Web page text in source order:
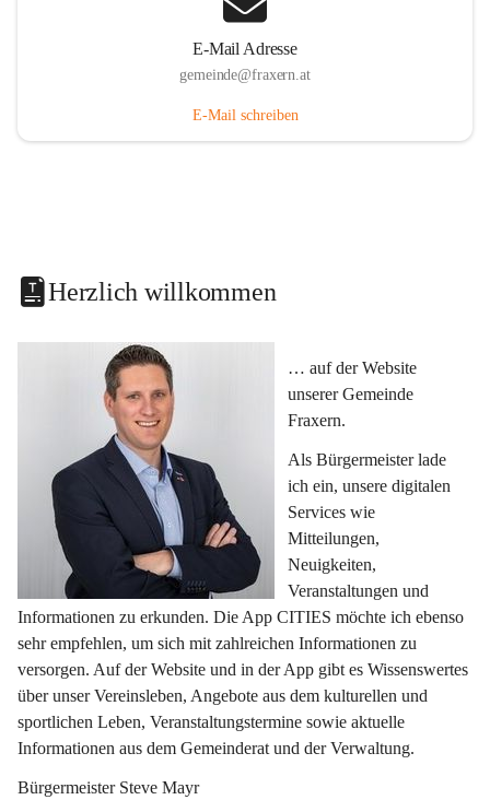
E-Mail Adresse
gemeinde@fraxern.at
E-Mail schreiben
Herzlich willkommen
… auf der Website
unserer Gemeinde
Fraxern.
Als Bürgermeister lade
ich ein, unsere digitalen
Services wie
Mitteilungen,
Neuigkeiten,
Veranstaltungen und
Informationen zu erkunden. Die App CITIES möchte ich ebenso
sehr empfehlen, um sich mit zahlreichen Informationen zu
versorgen. Auf der Website und in der App gibt es Wissenswertes
über unser Vereinsleben, Angebote aus dem kulturellen und
sportlichen Leben, Veranstaltungstermine sowie aktuelle
Informationen aus dem Gemeinderat und der Verwaltung.
Bürgermeister Steve Mayr